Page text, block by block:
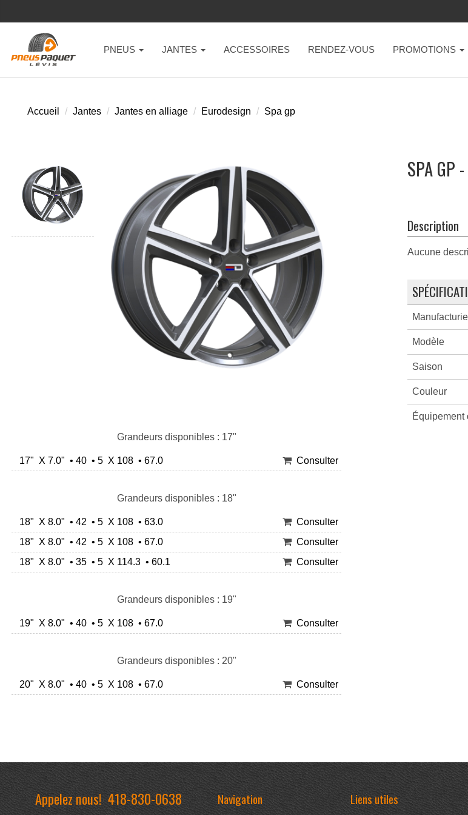
PNEUS JANTES ACCESSOIRES RENDEZ-VOUS PROMOTIONS
Accueil Jantes Jantes en alliage Eurodesign Spa gp
Grandeurs disponibles : 17"
17" X 7.0" • 40 • 5 X 108 • 67.0 Consulter
Grandeurs disponibles : 18"
18" X 8.0" • 42 • 5 X 108 • 63.0
Consulter
18" X 8.0" • 42 • 5 X 108 • 67.0
Consulter
18" X 8.0" • 35 • 5 X 114.3 • 60.1
Consulter
Grandeurs disponibles : 19"
19" X 8.0" • 40 • 5 X 108 • 67.0 Consulter
Grandeurs disponibles : 20"
20" X 8.0" • 40 • 5 X 108 • 67.0 Consulter
SPA GP
Description
Aucune
Modèle
Saison
Couleur
Équipement
Appelez nous!418-830-0638 Navigation Liens utiles